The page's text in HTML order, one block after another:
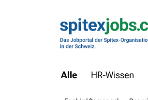
Alle HR-Wissen